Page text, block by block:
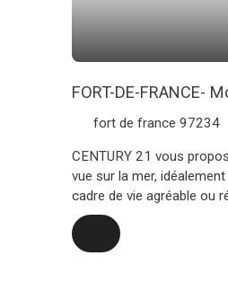
FORT-DE-FRANCE-
Vue mer
fort de france 97234
CENTURY 21 vous
vue sur la mer,
cadre de vie agréable ou
locatif. Ce studio
avec cuisine ouverte,
terrasse offrant une belle